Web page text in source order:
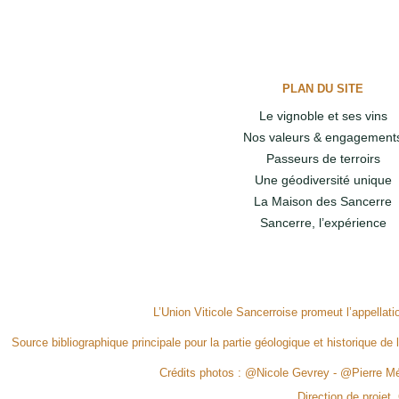
PLAN DU SITE
Le vignoble et ses vins
Nos valeurs &
Passeurs de terroirs
Une géodiversité unique
La Maison des Sancerre
Sancerre, l’expérience
L’Union Viticole Sancerroise promeut
Source bibliographique principale pour la partie géologique et historique
Crédits photos : @Nicole Gevrey - @Pierre